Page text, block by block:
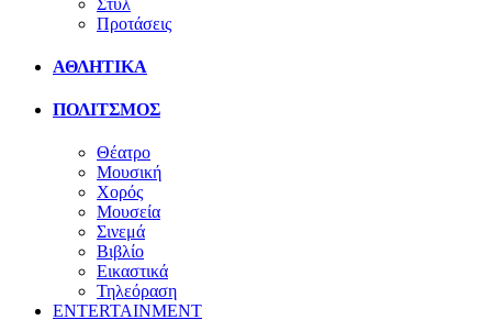
Προτάσεις
ΑΘΛΗΤΙΚΑ
ΠΟΛΙΤΣΜΟΣ
Θέατρο
Μουσική
Χορός
Μουσεία
Σινεμά
Βιβλίο
Εικαστικά
Τηλεόραση
ENTERTAINMENT